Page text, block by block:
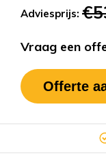
Adviesprijs:
Vraag een
Offerte